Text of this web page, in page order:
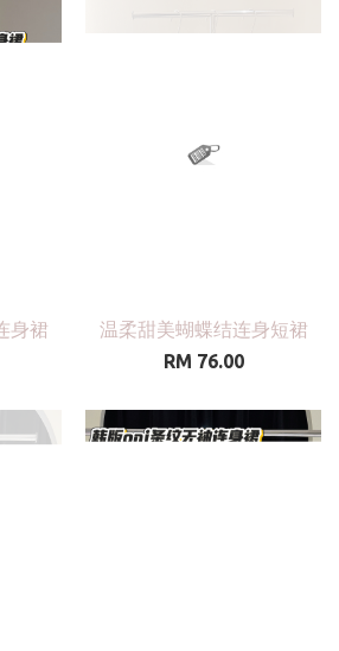
身裙
温柔甜美蝴蝶结连身短裙
RM 76.00